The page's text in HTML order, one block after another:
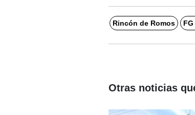
Rincón de Romos
Otras noticias